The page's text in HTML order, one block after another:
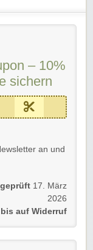
– 10%
sichern
an und
& Other
und
17. März
2026
auf Widerruf